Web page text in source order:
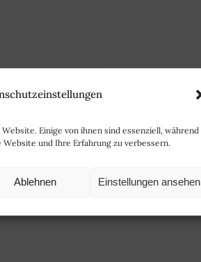
Einige von ihnen sind essenziell, während
Website und Ihre Erfahrung zu verbessern.
Ablehnen Einstellungen ansehen